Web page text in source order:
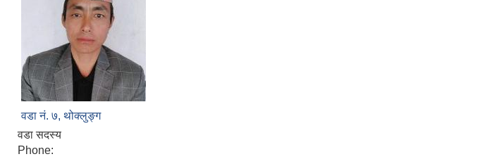
वडा नं. ७, थोक्लुङ्ग
वडा सदस्य
Phone: